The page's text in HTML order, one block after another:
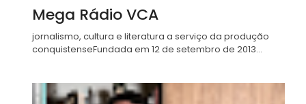
Mega Rádio VCA
jornalismo, cultura e literatura a serviço da produção
conquistenseFundada em 12 de setembro de 2013...